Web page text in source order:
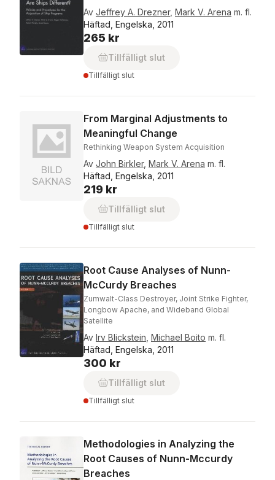
Av Jeffrey A. Drezner, Mark V. Arena m. fl.
Häftad, Engelska, 2011
265 kr
Tillfälligt slut
Tillfälligt slut
From Marginal Adjustments to
Meaningful Change
Rethinking Weapon System Acquisition
Av John Birkler, Mark V. Arena m. fl.
Häftad, Engelska, 2011
219 kr
Tillfälligt slut
Tillfälligt slut
Root Cause Analyses of Nunn-
McCurdy Breaches
Zumwalt-Class Destroyer, Joint Strike Fighter,
Longbow Apache, and Wideband Global
Satellite
Av Irv Blickstein Michael Boito m. fl.
Häftad, Engelska, 2011
300 kr
Tillfälligt slut
Tillfälligt slut
Methodologies in Analyzing the
Root Causes of Nunn-Mccurdy
Breaches